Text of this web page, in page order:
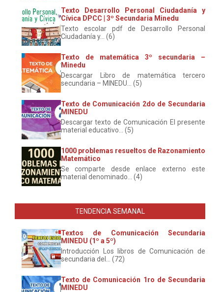
Texto Desarrollo Personal Ciudadanía y
Cívica DPCC | 3º Secundaria Minedu
Texto escolar pdf de Desarrollo Personal
Ciudadanía y... (6)
Texto de matemática 3º secundaria –
Minedu
Descargar Libro de matemática tercero
secundaria – MINEDU... (5)
Texto de Comunicación 2do de Secundaria
MINEDU
Descargar texto de Comunicación El presente
material educativo... (5)
1000 problemas resueltos de Razonamiento
Matemático
Se comparte desde enlace externo este
material denominado... (4)
TENDENCIA SEMANAL
Textos de Comunicación Secundaria
MINEDU (1º a 5º)
Introducción Los libros de Comunicación de
secundaria del... (72)
Texto de Comunicación 1ro de Secundaria
MINEDU